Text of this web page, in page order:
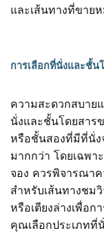
และเส้นทางที่ขาย
การเลือกที่นั่งและชั้น
ความสะดวกสบาย
นั่งและชั้นโดยสาร
หรือชั้นสองที่มีที่นั่ง
มากกว่า โดยเฉพา
จอง ควรพิจารณา
สำหรับเส้นทางชม
หรือเตียงล่างเพื่อก
คุณเลือกประเภทที่